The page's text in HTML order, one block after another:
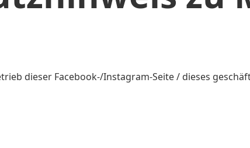
dieser Facebook-/Instagram-Seite / dieses